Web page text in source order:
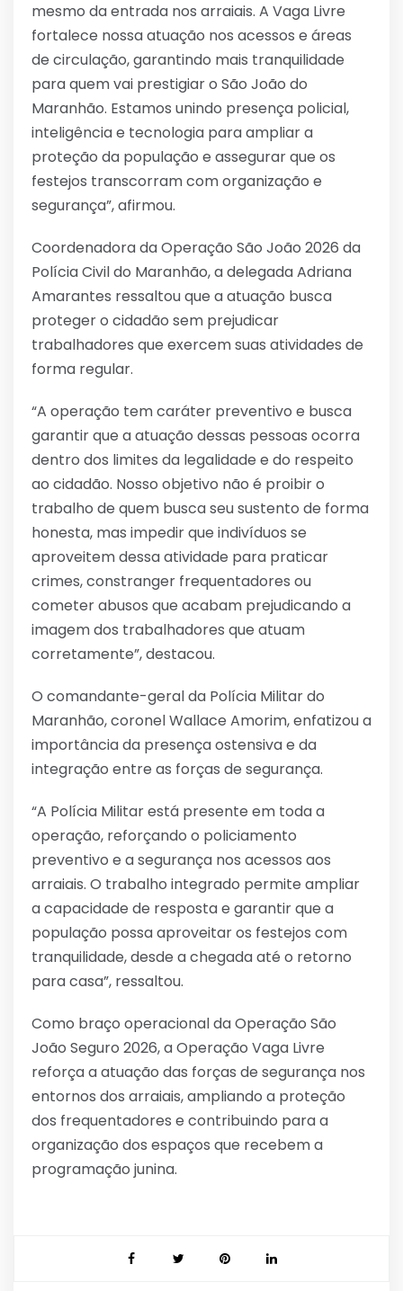
mesmo da entrada nos arraiais. A Vaga Livre
fortalece nossa atuação nos acessos e áreas
de circulação, garantindo mais tranquilidade
para quem vai prestigiar o São João do
Maranhão. Estamos unindo presença policial,
inteligência e tecnologia para ampliar a
proteção da população e assegurar que os
festejos transcorram com organização e
segurança”, afirmou.
Coordenadora da Operação São João 2026 da
Polícia Civil do Maranhão, a delegada Adriana
Amarantes ressaltou que a atuação busca
proteger o cidadão sem prejudicar
trabalhadores que exercem suas atividades de
forma regular.
“A operação tem caráter preventivo e busca
garantir que a atuação dessas pessoas ocorra
dentro dos limites da legalidade e do respeito
ao cidadão. Nosso objetivo não é proibir o
trabalho de quem busca seu sustento de forma
honesta, mas impedir que indivíduos se
aproveitem dessa atividade para praticar
crimes, constranger frequentadores ou
cometer abusos que acabam prejudicando a
imagem dos trabalhadores que atuam
corretamente”, destacou.
O comandante-geral da Polícia Militar do
Maranhão, coronel Wallace Amorim, enfatizou a
importância da presença ostensiva e da
integração entre as forças de segurança.
“A Polícia Militar está presente em toda a
operação, reforçando o policiamento
preventivo e a segurança nos acessos aos
arraiais. O trabalho integrado permite ampliar
a capacidade de resposta e garantir que a
população possa aproveitar os festejos com
tranquilidade, desde a chegada até o retorno
para casa”, ressaltou.
Como braço operacional da Operação São
João Seguro 2026, a Operação Vaga Livre
reforça a atuação das forças de segurança nos
entornos dos arraiais, ampliando a proteção
dos frequentadores e contribuindo para a
organização dos espaços que recebem a
programação junina.